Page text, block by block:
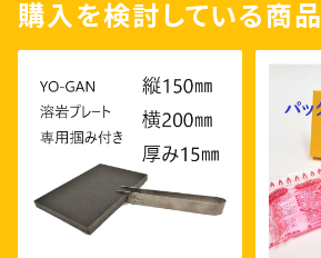
購入を検討している商品